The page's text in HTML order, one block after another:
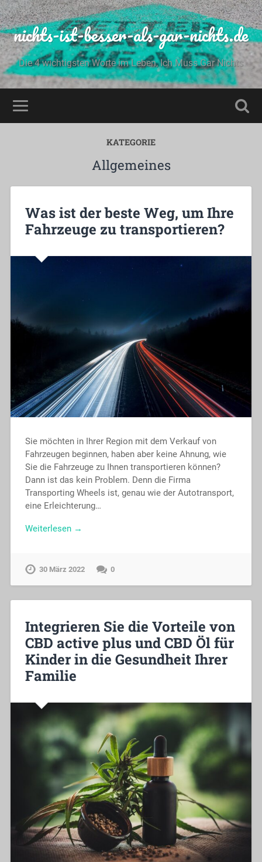
nichts-ist-besser-als-gar-nichts.de
Die 4 wichtigsten Worte im Leben, Ich Muss Gar Nichts
KATEGORIE
Allgemeines
Was ist der beste Weg, um Ihre
Fahrzeuge zu transportieren?
Sie möchten in Ihrer Region mit dem Verkauf von
Fahrzeugen beginnen, haben aber keine Ahnung, wie
Sie die Fahrzeuge zu Ihnen transportieren können?
Dann ist das kein Problem. Denn die Firma
Transporting Wheels ist, genau wie der Autotransport,
eine Erleichterung…
Weiterlesen →
30 März 2022 0
Integrieren Sie die Vorteile von
CBD active plus und CBD Öl für
Kinder in die Gesundheit Ihrer
Familie